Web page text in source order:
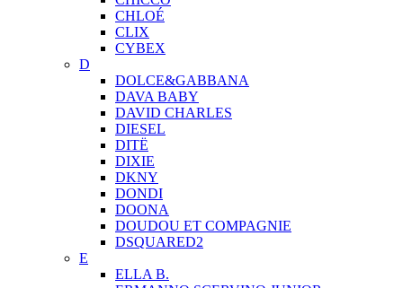
CHLOÉ
CLIX
CYBEX
D
DOLCE&GABBANA
DAVA BABY
DAVID CHARLES
DIESEL
DITЁ
DIXIE
DKNY
DONDI
DOONA
DOUDOU ET COMPAGNIE
DSQUARED2
E
ELLA B.